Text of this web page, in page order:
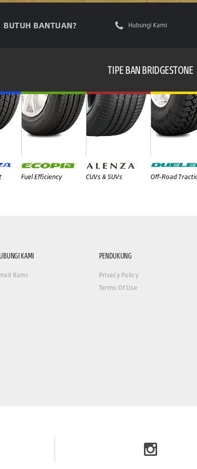
BUTUH BANTUAN? Hubungi Kami
TIPE BAN BRIDGESTONE
Fuel Efficiency CUVs & SUVs Off-Road
KAMI
Kami
PENDUKUNG
Privacy Policy
Terms Of Use